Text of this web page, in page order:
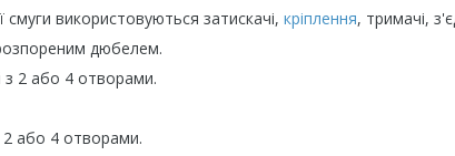
використовуються затискачі, кріплення, тримачі,
дюбелем.
з 2 або 4 отворами.
2 або 4 отворами.